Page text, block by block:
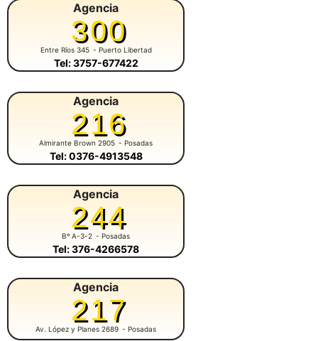
Agencia
300
Entre Ríos 345 - Puerto Libertad
Tel: 3757-677422
Agencia
216
Almirante Brown 2905 - Posadas
Tel: 0376-4913548
Agencia
244
Bº A-3-2 - Posadas
Tel: 376-4266578
Agencia
217
Av. López y Planes 2689 - Posadas